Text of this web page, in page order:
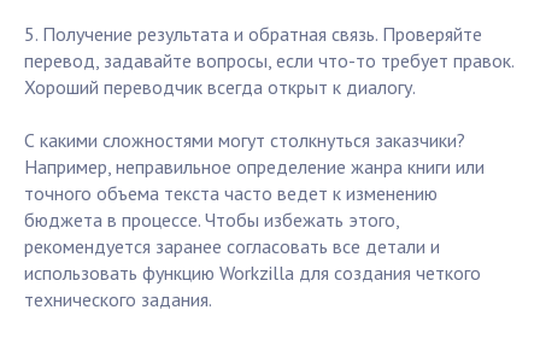
5. Получение результата и обратная связь. Проверяйте
перевод, задавайте вопросы, если что-то требует правок.
Хороший переводчик всегда открыт к диалогу.
С какими сложностями могут столкнуться заказчики?
Например, неправильное определение жанра книги или
точного объема текста часто ведет к изменению
бюджета в процессе. Чтобы избежать этого,
рекомендуется заранее согласовать все детали и
использовать функцию Workzilla для создания четкого
технического задания.